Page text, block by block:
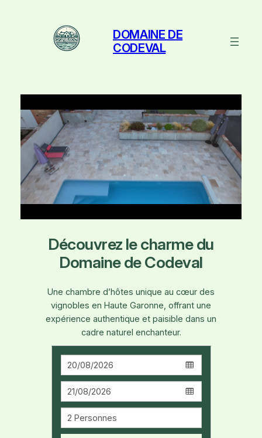
DOMAINE DE
CODEVAL
Découvrez le charme du
Domaine de Codeval
Une chambre d’hôtes unique au cœur des
vignobles en Haute Garonne, offrant une
expérience authentique et paisible dans un
cadre naturel enchanteur.